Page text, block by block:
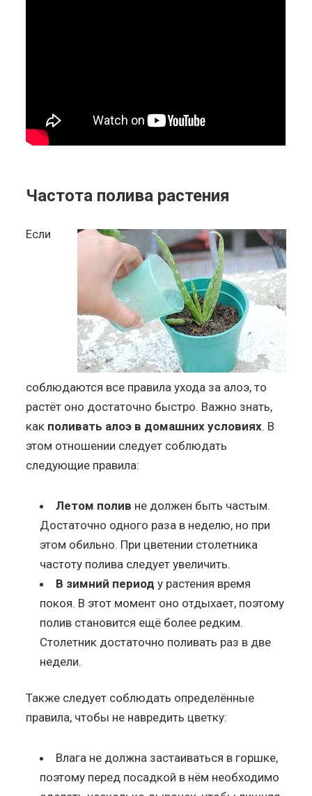
Частота полива растения
Если
соблюдаются все правила ухода за алоэ, то
растёт оно достаточно быстро. Важно знать,
как поливать алоэ в домашних условиях. В
этом отношении следует соблюдать
следующие правила:
Летом полив не должен быть частым.
Достаточно одного раза в неделю, но при
этом обильно. При цветении столетника
частоту полива следует увеличить.
В зимний период у растения время
покоя. В этот момент оно отдыхает, поэтому
полив становится ещё более редким.
Столетник достаточно поливать раз в две
недели.
Также следует соблюдать определённые
правила, чтобы не навредить цветку:
Влага не должна застаиваться в горшке,
поэтому перед посадкой в нём необходимо